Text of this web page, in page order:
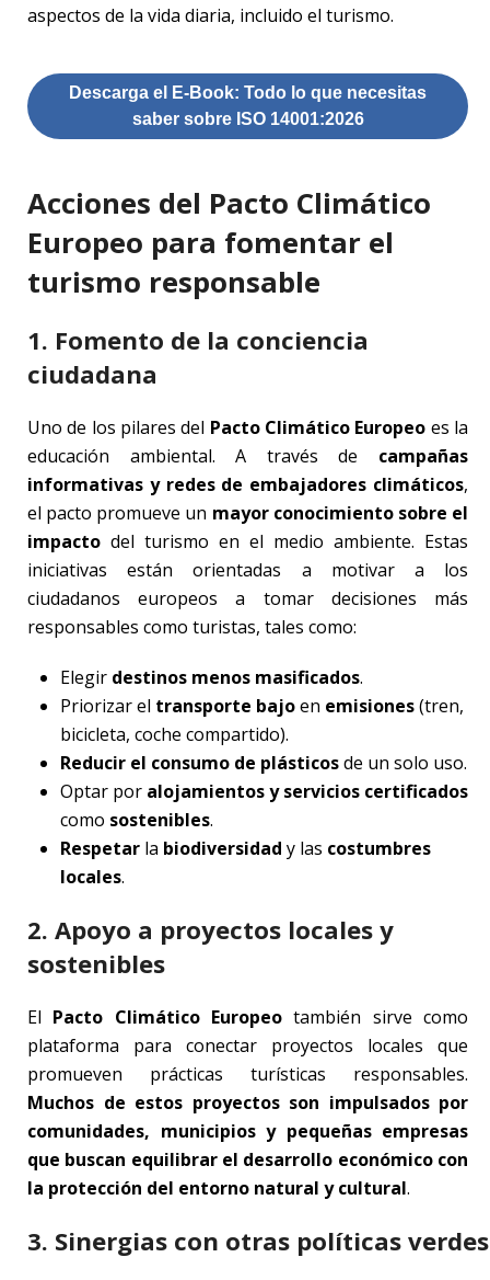
aspectos de la vida diaria, incluido el turismo.
Descarga el E-Book: Todo lo que necesitas
saber sobre ISO 14001:2026
Acciones del Pacto Climático
Europeo para fomentar el
turismo responsable
1. Fomento de la conciencia
ciudadana
Uno de los pilares del Pacto Climático Europeo es la
educación ambiental. A través de campañas
informativas y redes de embajadores climáticos,
el pacto promueve un mayor conocimiento sobre el
impacto del turismo en el medio ambiente. Estas
iniciativas están orientadas a motivar a los
ciudadanos europeos a tomar decisiones más
responsables como turistas, tales como:
Elegir destinos menos masificados.
Priorizar el transporte bajoen emisiones(tren,
bicicleta, coche compartido).
Reducir el consumo de plásticosde un solo uso.
Optar por alojamientos y servicios certificados
como sostenibles.
Respetar la biodiversidad y las costumbres
locales.
2. Apoyo a proyectos locales y
sostenibles
El Pacto Climático Europeo también sirve como
plataforma para conectar proyectos locales que
promueven prácticas turísticas responsables.
Muchos de estos proyectos son impulsados por
comunidades, municipios y pequeñas empresas
que buscan equilibrar el desarrollo económico con
la protección del entorno natural y cultural.
3. Sinergias con otras políticas verdes